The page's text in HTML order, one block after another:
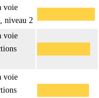
voie
niveau 2
voie
voie